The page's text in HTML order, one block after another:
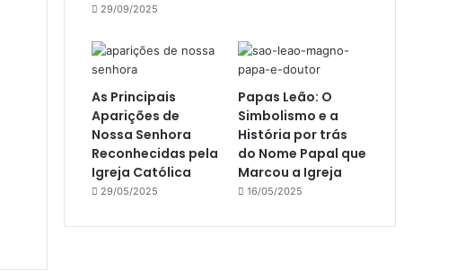
29/09/2025
As Principais
Aparições de
Nossa Senhora
Reconhecidas pela
Igreja Católica
29/05/2025
Papas Leão: O
Simbolismo e a
História por trás
do Nome Papal que
Marcou a Igreja
16/05/2025